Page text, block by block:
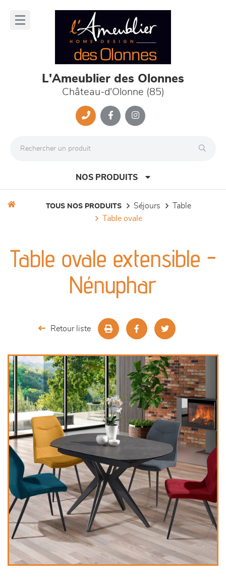
L'Ameublier des Olonnes
Château-d'Olonne (85)
NOS PRODUITS
séjours
meubles de complément
décoration
TOUS NOS PRODUITS séjours
table
table ovale
Table ovale extensible -
Nénuphar
Retour liste